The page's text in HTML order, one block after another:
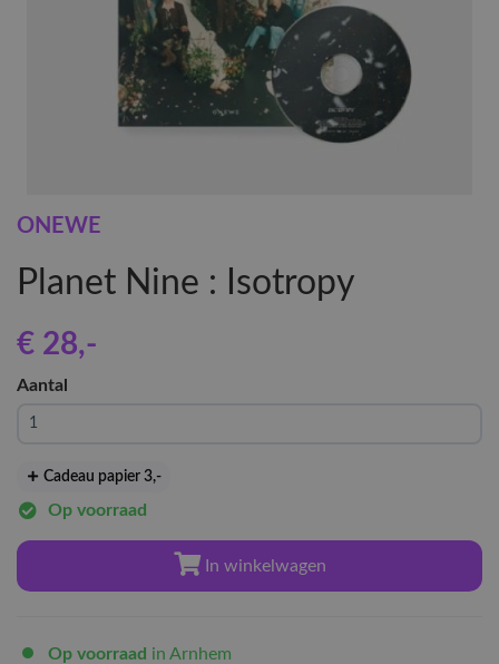
ONEWE
Planet Nine : Isotropy
€ 28,-
Aantal
Cadeau papier 3,-
Op voorraad
In winkelwagen
Op voorraad in Arnhem